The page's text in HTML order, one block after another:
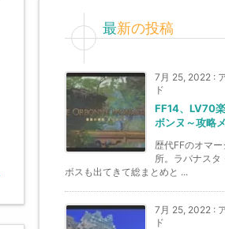
最新の投稿
7月 25, 2022 :
ド
FF14、LV70
ボンヌ～攻略
歴代FFのオマ
所。ラバナスタ
ボスも出てきて総まとめと ...
7月 25, 2022 :
ド